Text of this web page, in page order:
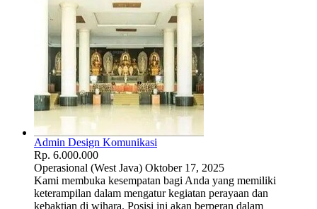
Admin Design Komunikasi
Rp. 6.000.000
Operasional (West Java) Oktober 17, 2025
Kami membuka kesempatan bagi Anda yang memiliki
keterampilan dalam mengatur kegiatan perayaan dan
kebaktian di wihara. Posisi ini akan berperan dalam